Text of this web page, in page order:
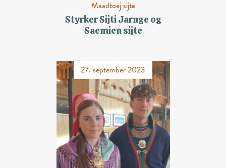
Maadtoej sijte
Styrker Sijti Jarnge og
Saemien sijte
27. september 2023